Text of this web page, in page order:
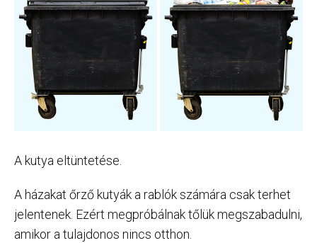
A kutya eltüntetése.
A házakat őrző kutyák a rablók számára csak terhet
jelentenek. Ezért megpróbálnak tőlük megszabadulni,
amikor a tulajdonos nincs otthon.